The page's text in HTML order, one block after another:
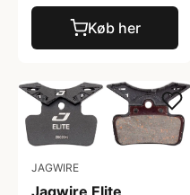
Køb her
JAGWIRE
Jagwire Elite